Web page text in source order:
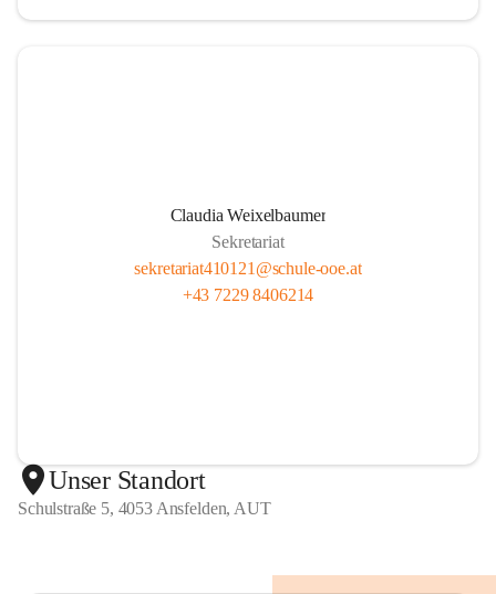
Claudia Weixelbaumer
Sekretariat
sekretariat410121@schule-ooe.at
+43 7229 8406214
Unser Standort
Schulstraße 5, 4053 Ansfelden, AUT